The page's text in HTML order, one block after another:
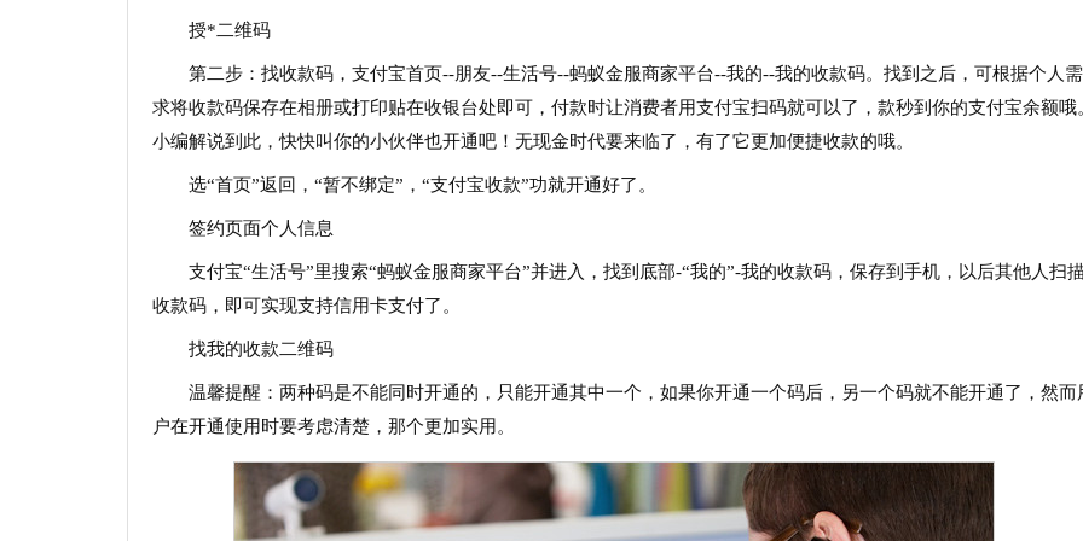
授*二维码
第二步：找收款码，支付宝首页--朋友--生活号--蚂蚁金服商家平台--我的--我的收款码。找到之后，可根据个人需
求将收款码保存在相册或打印贴在收银台处即可，付款时让消费者用支付宝扫码就可以了，款秒到你的支付宝余额哦
小编解说到此，快快叫你的小伙伴也开通吧！无现金时代要来临了，有了它更加便捷收款的哦。
选“首页”返回，“暂不绑定”，“支付宝收款”功就开通好了。
签约页面个人信息
支付宝“生活号”里搜索“蚂蚁金服商家平台”并进入，找到底部-“我的”-我的收款码，保存到手机，以后其他人扫描
收款码，即可实现支持信用卡支付了。
找我的收款二维码
温馨提醒：两种码是不能同时开通的，只能开通其中一个，如果你开通一个码后，另一个码就不能开通了，然而
户在开通使用时要考虑清楚，那个更加实用。